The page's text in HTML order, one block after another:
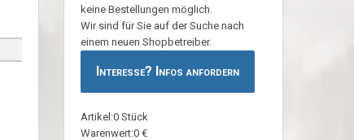
keine Bestellungen möglich.
Wir sind für Sie auf der Suche nach
einem neuen Shopbetreiber.
Interesse? Infos anfordern
Artikel:0 Stück
Warenwert:0 €